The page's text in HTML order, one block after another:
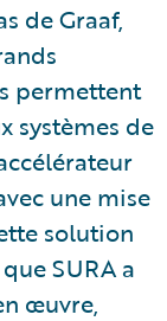
de Graaf,
permettent
systèmes de
une mise
solution
SURA a
œuvre,